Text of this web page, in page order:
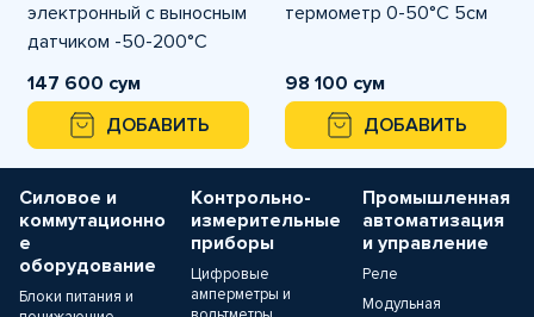
электронный с выносным
датчиком -50-200°C
ААА (длина провода 10-
метров)
147 600 сум
ДОБАВИТЬ
термометр 0-50°C 5см
98 100 сум
ДОБАВИТЬ
Силовое и
коммутационно
е
оборудование
Блоки питания и
Контрольно-
измерительные
приборы
Цифровые
амперметры и
Промышленная
автоматизация
и управление
Реле
Модульная